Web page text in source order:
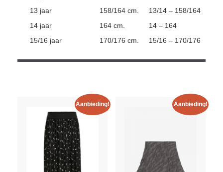
13 jaar
158/164 cm.
13/14 – 158/164
14 jaar
164 cm.
14 – 164
15/16 jaar
170/176 cm. 15/16 – 170/176
Aanbieding! Aanbieding!